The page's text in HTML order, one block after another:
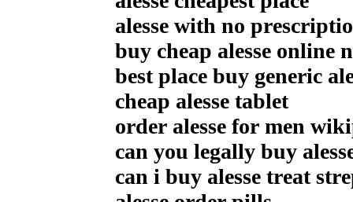
alesse with no
buy cheap alesse online
best place buy generic
cheap alesse tablet
order alesse for men
can you legally buy
can i buy alesse treat